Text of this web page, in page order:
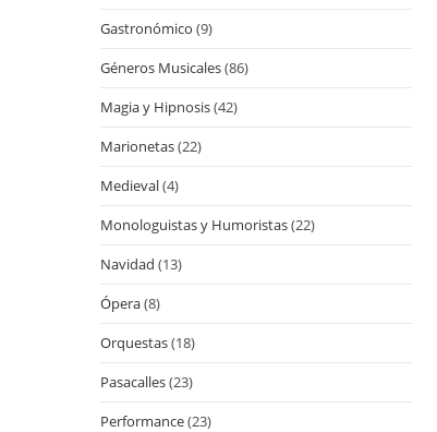
Gastronómico (9)
Géneros Musicales(86)
Magia y Hipnosis(42)
Marionetas(22)
Medieval(4)
Monologuistas y Humoristas(22)
Navidad (13)
Ópera(8)
Orquestas(18)
Pasacalles(23)
Performance(23)